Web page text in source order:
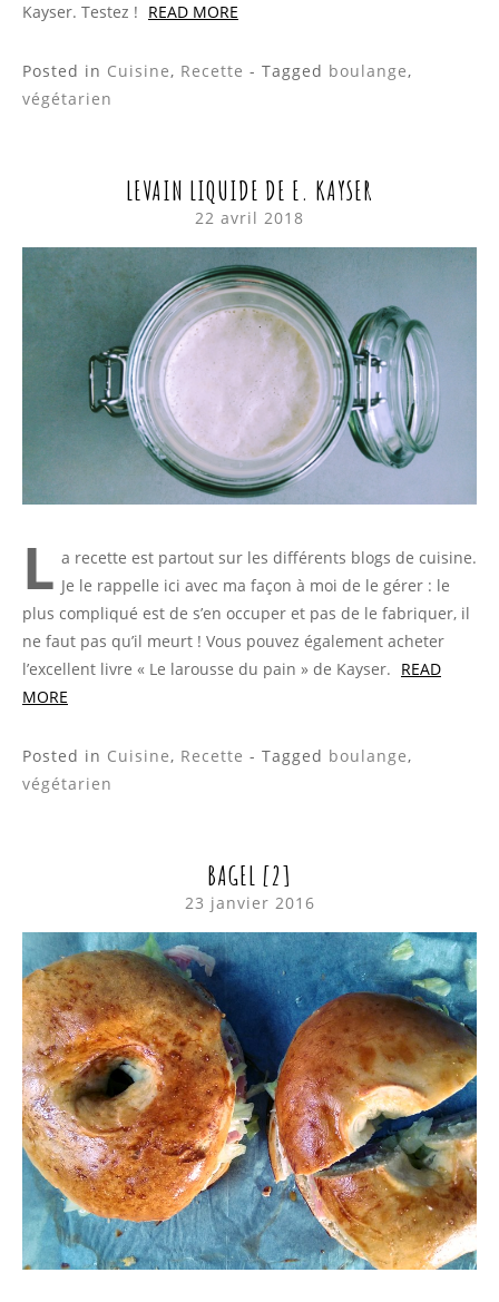
Kayser. Testez ! READ MORE
Posted in Cuisine, Recette - Tagged boulange,
végétarien
LEVAIN LIQUIDE DE E. KAYSER
22 avril 2018
L a recette est partout sur les différents blogs de cuisine.
Je le rappelle ici avec ma façon à moi de le gérer : le
plus compliqué est de s’en occuper et pas de le fabriquer, il
ne faut pas qu’il meurt ! Vous pouvez également acheter
l’excellent livre « Le larousse du pain » de Kayser. READ
MORE
Posted in Cuisine, Recette - Tagged boulange,
végétarien
BAGEL [2]
23 janvier 2016